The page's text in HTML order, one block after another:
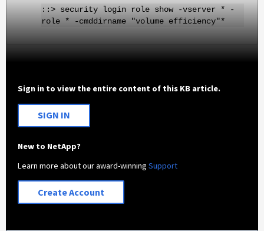
::> security login role show -vserver * -
role * -cmddirname "volume efficiency"*
Sign in to view the entire content of this KB article.
SIGN IN
New to NetApp?
Learn more about our award-winningSupport
Create Account